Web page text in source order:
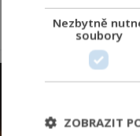
Nezbytně
soubory
ZOBRAZIT